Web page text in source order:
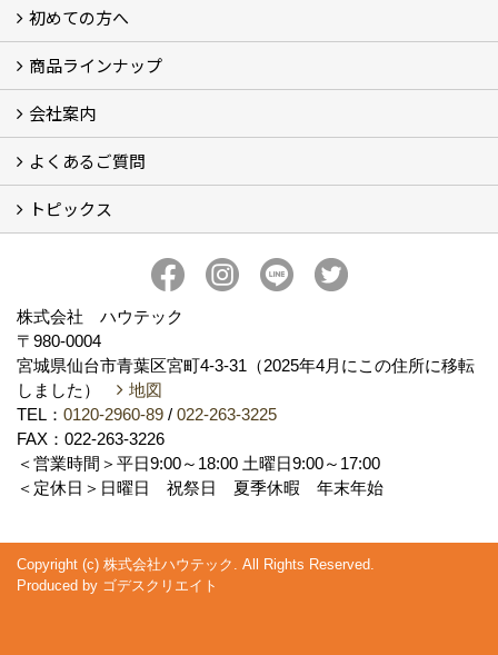
フォトギャラリー
現場レポート
完工事例
お客様の声
初めての方へ
コンセプト
ハウテックが選ばれる訳
リフォームの流れ
ショールームについてのご案内
商品ラインナップ
キッチン (5)
バスルーム (4)
ランドリールーム（洗面所）
レストルーム（トイレ） (2)
FRS工法 (2)
会社案内
会社概要
アクセス
スタッフ紹介
スタッフブログ
プライバシーポリシー
よくあるご質問
お住いのリフォーム（水廻り） (10)
お住いのリフォーム（水廻り以外） (2)
その他 (6)
トピックス
ハウテックのかわら版【ハウテックNEWS】
私の推し！心底好きな住設機器
おうち時間のお悩みをリフォームで解決！
株式会社 ハウテック
〒980-0004
宮城県仙台市青葉区宮町4-3-31（2025年4月にこの住所に移転
しました）
地図
TEL： 0120-2960-89 / 022-263-3225
FAX：022-263-3226
＜営業時間＞平日9:00～18:00 土曜日9:00～17:00
＜定休日＞日曜日 祝祭日 夏季休暇 年末年始
Copyright (c) 株式会社ハウテック. All Rights Reserved.
Produced by ゴデスクリエイト